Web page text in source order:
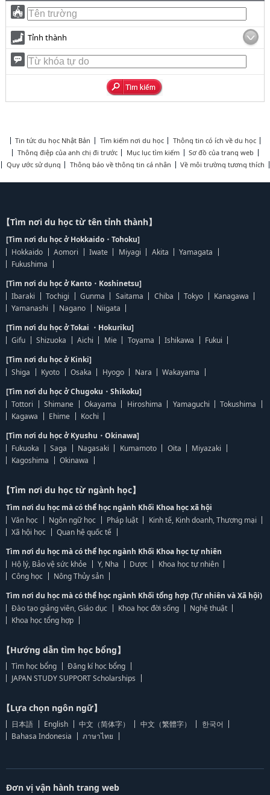
Tỉnh thành
Tin tức du học Nhật Bản Tìm kiếm nơi du học
Thông tin có ích về du học
Thông điệp của anh chị đi trước
Mục lục tìm kiếm
Sơ đồ của trang web
Quy ước sử dụng
Thông báo về thông tin cá nhân Về môi trường tương thích
【Tìm nơi du học từ tên tỉnh thành】
[Tìm nơi du học ở Hokkaido・Tohoku]
Hokkaido
Aomori Iwate Miyagi Akita
Yamagata
Fukushima
[Tìm nơi du học ở Kanto・Koshinetsu]
Ibaraki
Tochigi Gunma Saitama Chiba Tokyo
Kanagawa
Yamanashi
Nagano
Niigata
[Tìm nơi du học ở Tokai ・Hokuriku]
Gifu
Shizuoka Aichi Mie Toyama Ishikawa
Fukui
[Tìm nơi du học ở Kinki]
Shiga
Kyoto Osaka Hyogo Nara
Wakayama
[Tìm nơi du học ở Chugoku・Shikoku]
Tottori
Shimane Okayama Hiroshima Yamaguchi
Tokushima
Kagawa
Ehime
Kochi
[Tìm nơi du học ở Kyushu・Okinawa]
Fukuoka
Saga Nagasaki Kumamoto Oita
Miyazaki
Kagoshima
Okinawa
【Tìm nơi du học từ ngành học】
Tìm nơi du học mà có thể học ngành Khối Khoa học xã hội
Văn học
Ngôn ngữ học Pháp luật
Kinh tế, Kinh doanh, Thương mại
Xã hội học
Quan hệ quốc tế
Tìm nơi du học mà có thể học ngành Khối Khoa học tự nhiên
Hộ lý, Bảo vệ sức khỏe
Y, Nha Dược
Khoa học tự nhiên
Công học
Nông Thủy sản
Tìm nơi du học mà có thể học ngành Khối tổng hợp (Tự nhiên và Xã hội)
Đào tạo giảng viên, Giáo dục
Khoa học đời sống
Nghệ thuật
Khoa học tổng hợp
【Hướng dẫn tìm học bổng】
Tìm học bổng
Đăng kí học bổng
JAPAN STUDY SUPPORT Scholarships
【Lựa chọn ngôn ngữ】
日本語 English 中文（简体字） 中文（繁體字）
한국어
Bahasa Indonesia
ภาษาไทย
Đơn vị vận hành trang web